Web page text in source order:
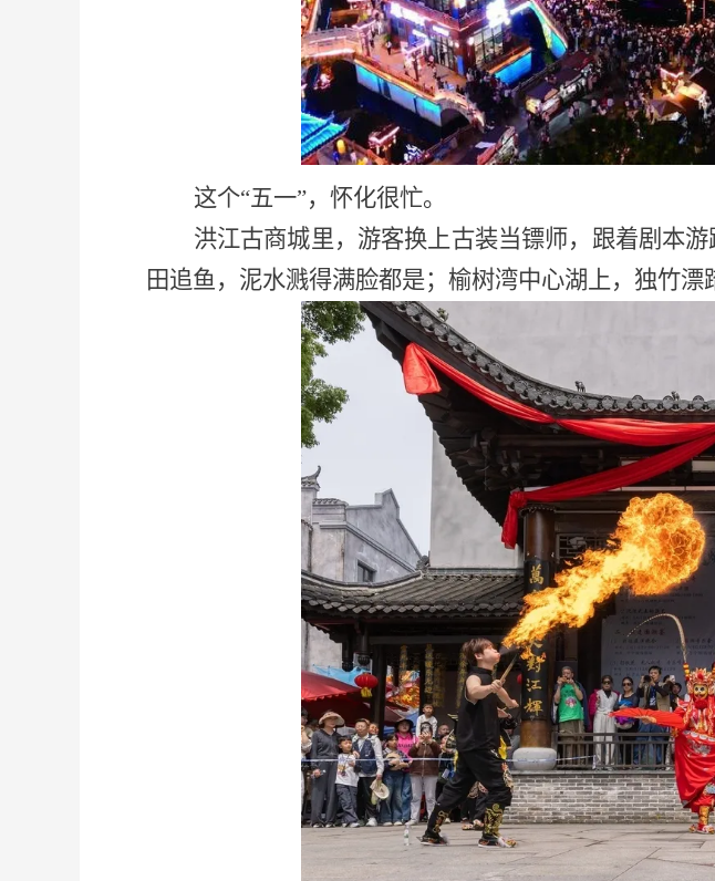
这个“五一”，怀化很忙。
洪江古商城里，游客换上古装当镖师，跟着剧本
田追鱼，泥水溅得满脸都是；榆树湾中心湖上，独竹